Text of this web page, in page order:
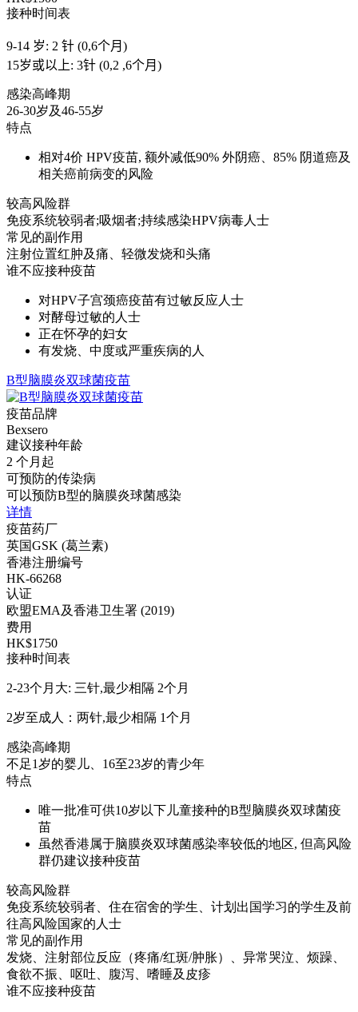
接种时间表
9-14 岁: 2 针 (0,6个月)
15岁或以上: 3针 (0,2 ,6个月)
感染高峰期
26-30岁及46-55岁
特点
相对4价 HPV疫苗, 额外减低90% 外阴癌、85% 阴道癌及
相关癌前病变的风险
较高风险群
免疫系统较弱者;吸烟者;持续感染HPV病毒人士
常见的副作用
注射位置红肿及痛、轻微发烧和头痛
谁不应接种疫苗
对HPV子宫颈癌疫苗有过敏反应人士
对酵母过敏的人士
正在怀孕的妇女
有发烧、中度或严重疾病的人
B型脑膜炎双球菌疫苗
疫苗品牌
Bexsero
建议接种年龄
2 个月起
可预防的传染病
可以预防B型的脑膜炎球菌感染
详情
疫苗药厂
英国GSK (葛兰素)
香港注册编号
HK-66268
认证
欧盟EMA及香港卫生署 (2019)
费用
HK$1750
接种时间表
2-23个月大: 三针,最少相隔 2个月
2岁至成人：两针,最少相隔 1个月
感染高峰期
不足1岁的婴儿、16至23岁的青少年
特点
唯一批准可供10岁以下儿童接种的B型脑膜炎双球菌疫
苗
虽然香港属于脑膜炎双球菌感染率较低的地区, 但高风险
群仍建议接种疫苗
较高风险群
免疫系统较弱者、住在宿舍的学生、计划出国学习的学生及前
往高风险国家的人士
常见的副作用
发烧、注射部位反应（疼痛/红斑/肿胀）、异常哭泣、烦躁、
食欲不振、呕吐、腹泻、嗜睡及皮疹
谁不应接种疫苗